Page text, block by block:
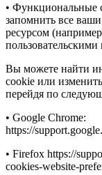
• Функциональные
запомнить все
ресурсом
Вы можете найти
cookie или
перейдя по
• Google Chrome:
https://
• Firefox https://
cookies-website-